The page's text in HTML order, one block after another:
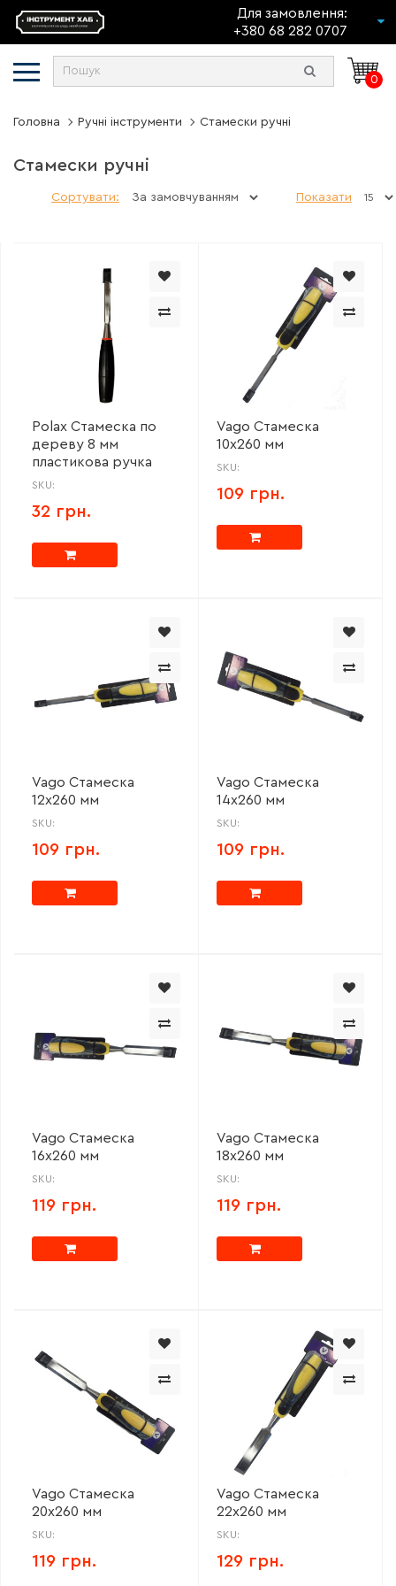
Для замовлення:
+380 68 282 0707
0
Головна Ручні інструменти Стамески ручні
Стамески ручні
Сортувати: Показати
Polax Стамеска по
дереву 8 мм
пластикова ручка
SKU:
32 грн.
Vago Стамеска
10х260 мм
SKU:
109 грн.
Vago Стамеска
12х260 мм
SKU:
109 грн.
Vago Стамеска
14х260 мм
SKU:
109 грн.
Vago Стамеска
16х260 мм
SKU:
119 грн.
Vago Стамеска
18х260 мм
SKU:
119 грн.
Vago Стамеска
20х260 мм
SKU:
119 грн.
Vago Стамеска
22х260 мм
SKU:
129 грн.